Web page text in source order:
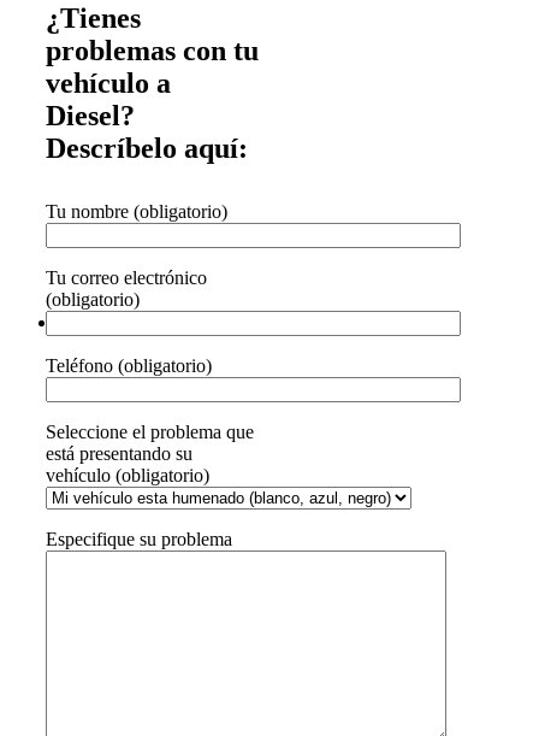
¿Tienes
problemas con tu
vehículo a
Diesel?
Descríbelo aquí:
Tu nombre (obligatorio)
Tu correo electrónico
(obligatorio)
Teléfono (obligatorio)
Seleccione el problema que
está presentando su
vehículo (obligatorio)
Especifique su problema